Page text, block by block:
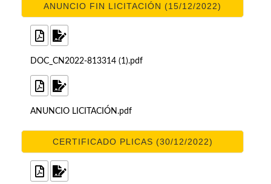
ANUNCIO FIN LICITACIÓN (15/12/2022)
DOC_CN2022-813314 (1).pdf
ANUNCIO LICITACIÓN.pdf
CERTIFICADO PLICAS (30/12/2022)